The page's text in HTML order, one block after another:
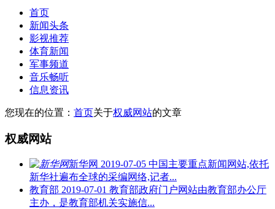
首页
新闻头条
影视推荐
体育新闻
军事频道
音乐畅听
信息资讯
您现在的位置： 首页关于权威网站的文章
权威网站
新华网 2019-07-05 中国主要重点新闻网站,依托
新华社遍布全球的采编网络,记者...
教育部 2019-07-01 教育部政府门户网站由教育部办公厅
主办，是教育部机关实施信...